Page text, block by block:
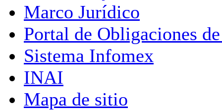
Marco Jurídico
Portal de Obligaciones
Sistema Infomex
INAI
Mapa de sitio